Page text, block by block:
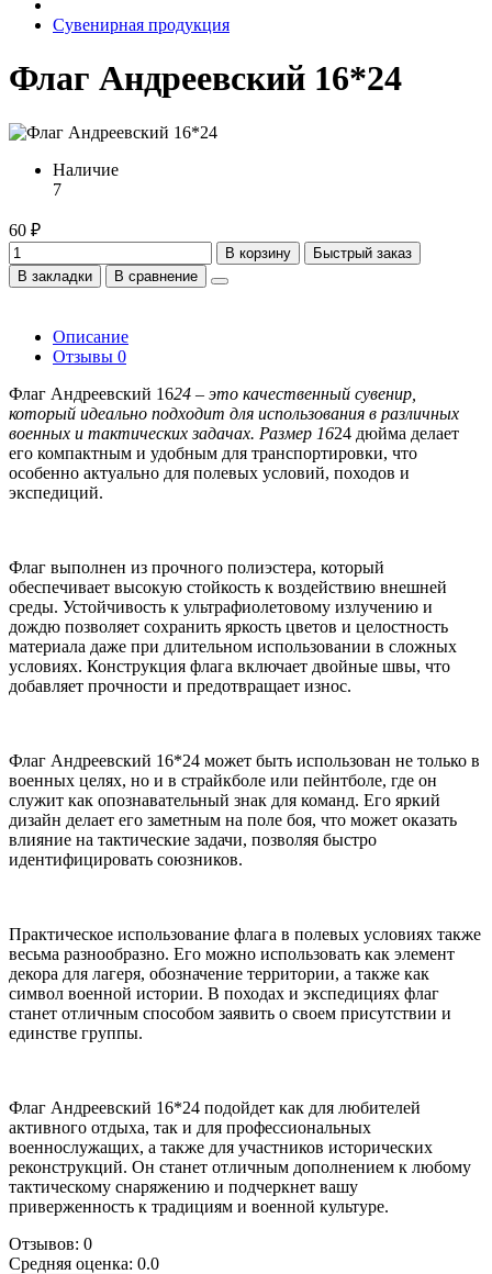
Сувенирная продукция
Флаг Андреевский 16*24
Наличие
7
60 ₽
В корзину
Быстрый заказ
В закладки
В сравнение
Описание
Отзывы 0
Флаг Андреевский 1624 – это качественный сувенир,
который идеально подходит для использования в различных
военных и тактических задачах. Размер 1624 дюйма делает
его компактным и удобным для транспортировки, что
особенно актуально для полевых условий, походов и
экспедиций.
Флаг выполнен из прочного полиэстера, который
обеспечивает высокую стойкость к воздействию внешней
среды. Устойчивость к ультрафиолетовому излучению и
дождю позволяет сохранить яркость цветов и целостность
материала даже при длительном использовании в сложных
условиях. Конструкция флага включает двойные швы, что
добавляет прочности и предотвращает износ.
Флаг Андреевский 16*24 может быть использован не только в
военных целях, но и в страйкболе или пейнтболе, где он
служит как опознавательный знак для команд. Его яркий
дизайн делает его заметным на поле боя, что может оказать
влияние на тактические задачи, позволяя быстро
идентифицировать союзников.
Практическое использование флага в полевых условиях также
весьма разнообразно. Его можно использовать как элемент
декора для лагеря, обозначение территории, а также как
символ военной истории. В походах и экспедициях флаг
станет отличным способом заявить о своем присутствии и
единстве группы.
Флаг Андреевский 16*24 подойдет как для любителей
активного отдыха, так и для профессиональных
военнослужащих, а также для участников исторических
реконструкций. Он станет отличным дополнением к любому
тактическому снаряжению и подчеркнет вашу
приверженность к традициям и военной культуре.
Отзывов: 0
Средняя оценка: 0.0